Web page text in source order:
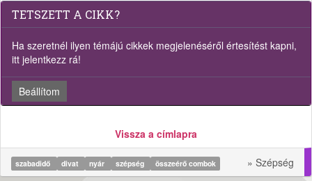
TETSZETT A CIKK?
Ha szeretnél ilyen témájú cikkek megjelenéséről értesítést kapni,
itt jelentkezz rá!
Beállítom
Vissza a címlapra
szabadidő divat nyár szépség összeérő combok » Szépség